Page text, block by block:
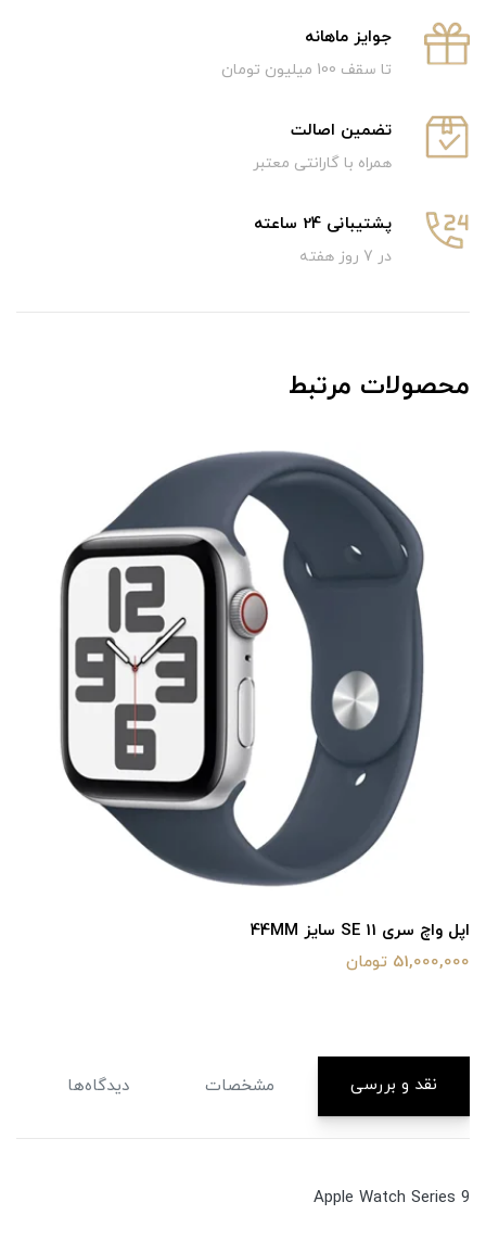
جوایز ماهانه
تا سقف 100 میلیون تومان
تضمین اصالت
همراه با گارانتی معتبر
پشتیبانی 24 ساعته
در 7 روز هفته
محصولات مرتبط
نقد و بررسی مشخصات دیدگاه‌ها
Apple Watch Series 9